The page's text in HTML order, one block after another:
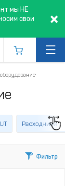
мы НЕ
свои
Расходники
Фильтр